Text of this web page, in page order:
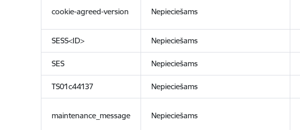
cookie-agreed-version Nepieciešams
SESS<ID> Nepieciešams
SES Nepieciešams
TS01c44137 Nepieciešams
maintenance_message Nepieciešams